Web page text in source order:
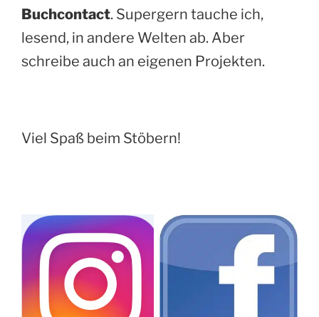
Buchcontact. Supergern tauche ich,
lesend, in andere Welten ab. Aber
schreibe auch an eigenen Projekten.
Viel Spaß beim Stöbern!